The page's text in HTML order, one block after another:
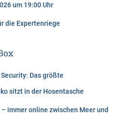
um 19:00 Uhr
die Expertenriege
Das größte
sitzt in der Hosentasche
– immer online zwischen Meer und